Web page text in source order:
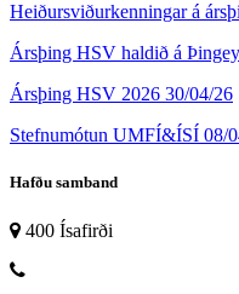
Heiðursviðurkenningar á
Ársþing HSV haldið á
Ársþing HSV 2026 30/04/26
Stefnumótun UMFÍ&ÍSÍ 08/
Hafðu samband
400 Ísafirði